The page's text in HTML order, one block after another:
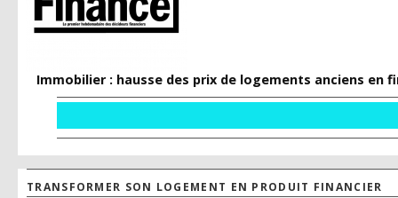
Immobilier : hausse des prix de logements anciens en
TRANSFORMER SON LOGEMENT EN PRODUIT FINANCIER